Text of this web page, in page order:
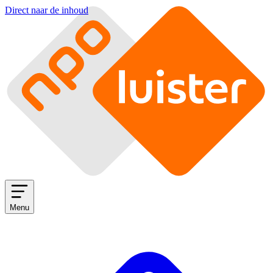
Direct naar de inhoud
Menu